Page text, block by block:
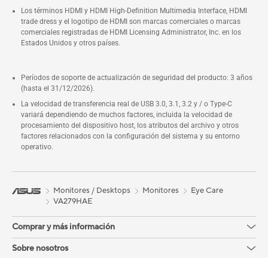
Los términos HDMI y HDMI High-Definition Multimedia Interface, HDMI
trade dress y el logotipo de HDMI son marcas comerciales o marcas
comerciales registradas de HDMI Licensing Administrator, Inc. en los
Estados Unidos y otros países.
Períodos de soporte de actualización de seguridad del producto: 3 años
(hasta el 31/12/2026).
La velocidad de transferencia real de USB 3.0, 3.1, 3.2 y / o Type-C
variará dependiendo de muchos factores, incluida la velocidad de
procesamiento del dispositivo host, los atributos del archivo y otros
factores relacionados con la configuración del sistema y su entorno
operativo.
Monitores / Desktops Monitores
Eye Care
VA279HAE
Comprar y más información
Sobre nosotros